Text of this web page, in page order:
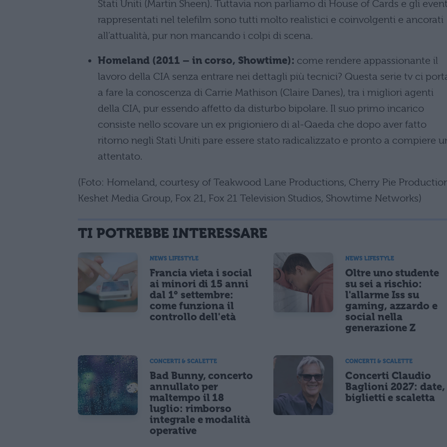
Stati Uniti (Martin Sheen). Tuttavia non parliamo di House of Cards e gli
rappresentati nel telefilm sono tutti molto realistici e coinvolgenti e ancorati
all’attualità, pur non mancando i colpi di scena.
Homeland (2011 – in corso, Showtime): come rendere appassionante il
lavoro della CIA senza entrare nei dettagli più tecnici? Questa serie tv ci
a fare la conoscenza di Carrie Mathison (Claire Danes), tra i migliori agenti
della CIA, pur essendo affetto da disturbo bipolare. Il suo primo incarico
consiste nello scovare un ex prigioniero di al-Qaeda che dopo aver fatto
ritorno negli Stati Uniti pare essere stato radicalizzato e pronto a compiere
attentato.
(Foto: Homeland, courtesy of Teakwood Lane Productions, Cherry Pie
Keshet Media Group, Fox 21, Fox 21 Television Studios, Showtime Networks)
TI POTREBBE INTERESSARE
NEWS LIFESTYLE
Francia vieta i social
ai minori di 15 anni
dal 1° settembre:
come funziona il
controllo dell'età
NEWS LIFESTYLE
Oltre uno studente
su sei a rischio:
l'allarme Iss su
gaming, azzardo e
social nella
generazione Z
CONCERTI & SCALETTE
Bad Bunny, concerto
annullato per
maltempo il 18
luglio: rimborso
integrale e modalità
operative
CONCERTI & SCALETTE
Concerti Claudio
Baglioni 2027: date,
biglietti e scaletta